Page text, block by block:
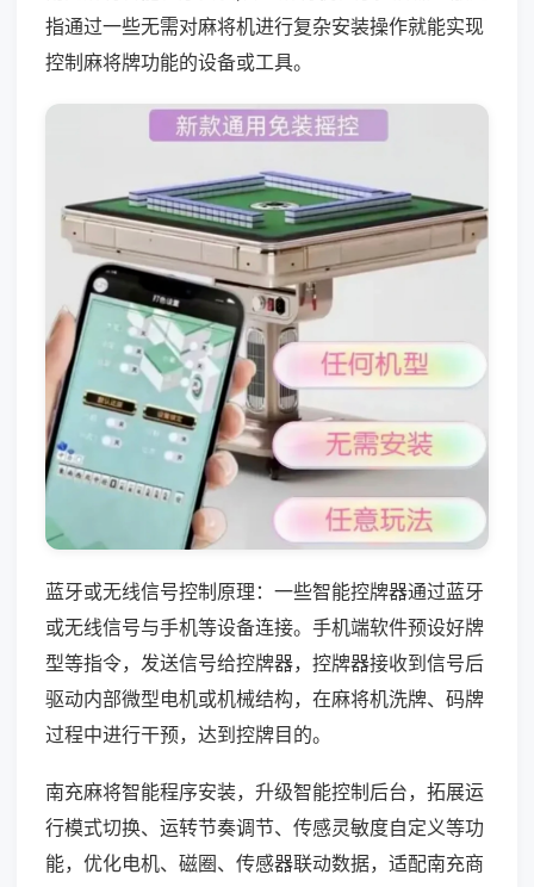
指通过一些无需对麻将机进行复杂安装操作就能实现
控制麻将牌功能的设备或工具。
蓝牙或无线信号控制原理：一些智能控牌器通过蓝牙
或无线信号与手机等设备连接。手机端软件预设好牌
型等指令，发送信号给控牌器，控牌器接收到信号后
驱动内部微型电机或机械结构，在麻将机洗牌、码牌
过程中进行干预，达到控牌目的。
南充麻将智能程序安装，升级智能控制后台，拓展运
行模式切换、运转节奏调节、传感灵敏度自定义等功
能，优化电机、磁圈、传感器联动数据，适配南充商